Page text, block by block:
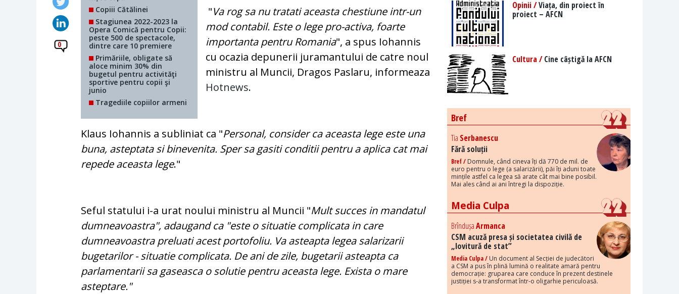
0
Copiii Cătălinei
Stagiunea 2022-2023 la
Opera Comică pentru Copii:
peste 500 de spectacole,
dintre care 10 premiere
Primăriile, obligate să
aloce minim 30% din
bugetul pentru activităţi
sportive pentru copii şi
junio
Tragediile copiilor armeni
"Va rog sa nu tratati aceasta chestiune intr-un
mod contabil. Este o lege pro-activa, foarte
importanta pentru Romania", a spus Iohannis
cu ocazia depunerii juramantului de catre noul
ministru al Muncii, Dragos Paslaru, informeaza
Hotnews.
Klaus Iohannis a subliniat ca "Personal, consider ca aceasta lege este una
buna, asteptata si binevenita. Sper sa gasiti conditii pentru a aplica cat mai
repede aceasta lege."
Seful statului i-a urat noului ministru al Muncii "Mult succes in mandatul
dumneavoastra", adaugand ca "este o situatie complicata in care
dumneavoastra preluati acest portofoliu. Va asteapta legea salarizarii
bugetarilor - situatie complicata. De ani de zile, bugetarii asteapta ca
parlamentarii sa gaseasca o solutie pentru aceasta lege. Exista o mare
asteptare."
Opinii /Viața, din proiect în
proiect – AFCN
Cultura /Cine câștigă la AFCN
Bref
Tia Serbanescu
Fără soluții
Bref / Domnule, când cineva îți dă 770 de mil. de
euro pentru o lege (a salarizării), păi îți aduni toate
mințile astfel ca legea să arate cât mai bine posibil.
Mai ales când ai ani întregi la dispoziție.
Media Culpa
BrîndușaArmanca
CSM acuză presa și societatea civilă de
„lovitură de stat”
Media Culpa / Un document al Secției de judecători
a CSM a pus în plină lumină o realitate amară pentru
democrație: gruparea care conduce în prezent destinele
justiției s-a transformat într-o oligarhie periculoasă.